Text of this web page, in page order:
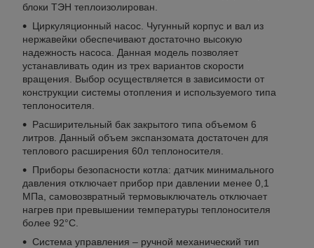
блоки ТЭН теплоизолирован.
Циркуляционный насос. Чугунный корпус и вал из
нержавейки обеспечивают достаточно высокую
надежность насоса. Данная модель позволяет
устанавливать один из трех вариантов скорости
вращения. Выбор осуществляется в зависимости от
конструкции системы отопления и используемого типа
теплоносителя.
Расширительный бак закрытого типа объемом 6
литров. Данный объем экспанзомата достаточен для
теплового расширения 60л теплоносителя.
Приборы безопасности котла: датчик минимального
давления отключает прибор при давлении менее 0,1
МПа, самовозвратный термовыключатель отключает
нагрев при превышении температуры теплоносителя
более 92°C.
Система управления – ручной механический тип